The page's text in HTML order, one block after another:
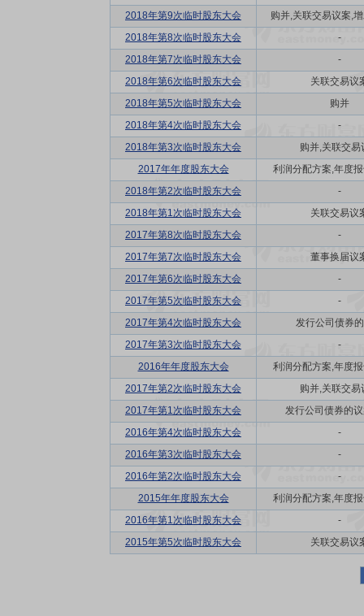
2018年第9次临时股东大会
购并,关联交易议案,
2018年第8次临时股东大会
-
2018年第7次临时股东大会
-
2018年第6次临时股东大会
关联交易议
2018年第5次临时股东大会
购并
2018年第4次临时股东大会
-
2018年第3次临时股东大会
购并,关联交易
2017年年度股东大会
利润分配方案,年度
2018年第2次临时股东大会
-
2018年第1次临时股东大会
关联交易议
2017年第8次临时股东大会
-
2017年第7次临时股东大会
董事换届议
2017年第6次临时股东大会
-
2017年第5次临时股东大会
-
2017年第4次临时股东大会
发行公司债券
2017年第3次临时股东大会
-
2016年年度股东大会
利润分配方案,年度
2017年第2次临时股东大会
购并,关联交易
2017年第1次临时股东大会
发行公司债券的
2016年第4次临时股东大会
-
2016年第3次临时股东大会
-
2016年第2次临时股东大会
-
2015年年度股东大会
利润分配方案,年度
2016年第1次临时股东大会
-
2015年第5次临时股东大会
关联交易议